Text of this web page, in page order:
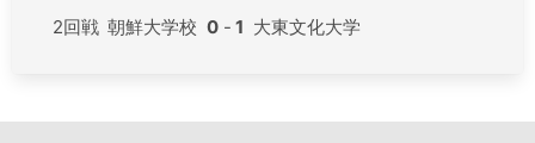
2回戦 朝鮮大学校 0 - 1 大東文化大学